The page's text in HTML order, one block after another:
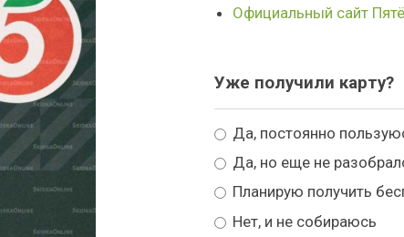
Официальный сайт
Уже получили карту?
Да, постоянно
Да, но еще не
Планирую получить
Нет, и не собираюсь